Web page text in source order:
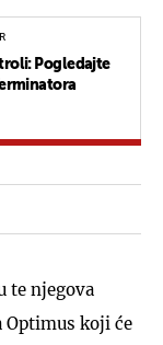
Pogledajte
te njegova
koji će